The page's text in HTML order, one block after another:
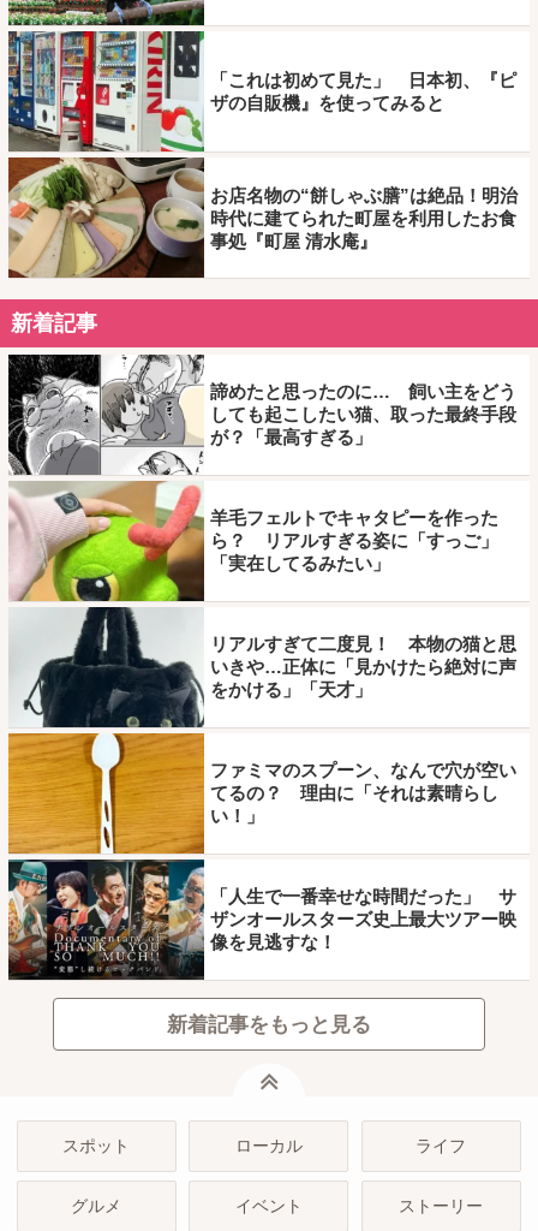
「これは初めて見た」 日本初、『ピ
ザの自販機』を使ってみると
お店名物の“餅しゃぶ膳”は絶品！明治
時代に建てられた町屋を利用したお食
事処『町屋 清水庵』
新着記事
諦めたと思ったのに… 飼い主をどう
しても起こしたい猫、取った最終手段
が？「最高すぎる」
羊毛フェルトでキャタピーを作った
ら？ リアルすぎる姿に「すっご」
「実在してるみたい」
リアルすぎて二度見！ 本物の猫と思
いきや…正体に「見かけたら絶対に声
をかける」「天才」
ファミマのスプーン、なんで穴が空い
てるの？ 理由に「それは素晴らし
い！」
「人生で一番幸せな時間だった」 サ
ザンオールスターズ史上最大ツアー映
像を見逃すな！
新着記事をもっと見る
スポット ローカル ライフ
グルメ イベント ストーリー